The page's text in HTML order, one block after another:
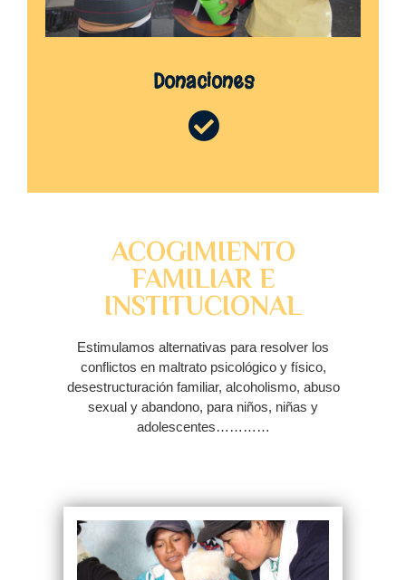
Donaciones
ACOGIMIENTO
FAMILIAR E
INSTITUCIONAL
Estimulamos alternativas para resolver los
conflictos en maltrato psicológico y físico,
desestructuración familiar, alcoholismo, abuso
sexual y abandono, para niños, niñas y
adolescentes…………